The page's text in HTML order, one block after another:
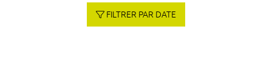
FILTRER PAR DATE